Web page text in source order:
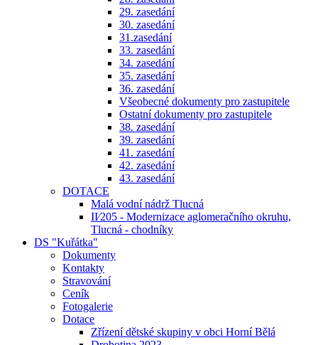
29. zasedání
30. zasedání
31.zasedání
33. zasedání
34. zasedání
35. zasedání
36. zasedání
Všeobecné dokumenty pro zastupitele
Ostatní dokumenty pro zastupitele
38. zasedání
39. zasedání
41. zasedání
42. zasedání
43. zasedání
DOTACE
Malá vodní nádrž Tlucná
II⁄205 - Modernizace aglomeračního okruhu,
Tlucná - chodníky
DS "Kuřátka"
Dokumenty
Kontakty
Stravování
Ceník
Fotogalerie
Dotace
Zřízení dětské skupiny v obci Horní Bělá